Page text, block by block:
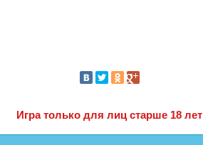
Игра только для лиц старше 18 лет